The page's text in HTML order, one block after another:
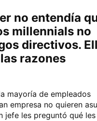
no entendía
millennials no
directivos.
razones
mayoría de empleados
empresa no quieren
jefe les preguntó qué les